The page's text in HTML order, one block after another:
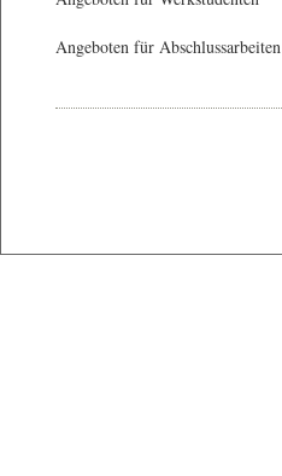
Angeboten für Abschlussarbeiten